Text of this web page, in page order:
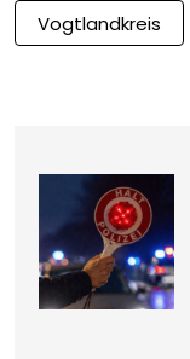
Vogtlandkreis